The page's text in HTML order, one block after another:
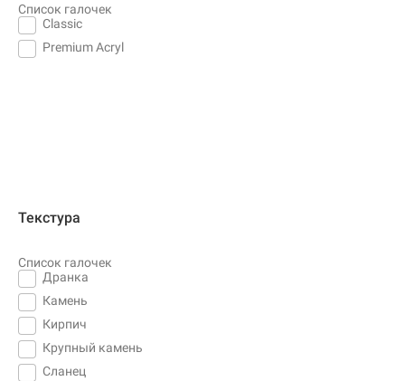
Список галочек
Classic
Premium Acryl
Текстура
Список галочек
Дранка
Камень
Кирпич
Крупный камень
Сланец